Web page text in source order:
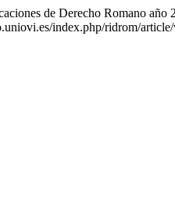
de Derecho Romano año
index.php/ridrom/